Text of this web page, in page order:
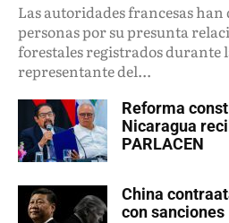
Las autoridades francesas han
personas por su presunta
forestales registrados durante
representante del...
Reforma
Nicaragua
PARLACEN
China
con sanciones